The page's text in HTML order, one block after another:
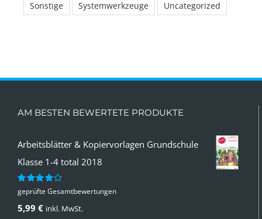
Sonstige
Systemwerkzeuge Uncategorized
AM BESTEN BEWERTETE PRODUKTE
Arbeitsblätter & Kopiervorlagen Grundschule
Klasse 1-4 total 2018
Bewertet
von 5
geprüfte Gesamtbewertungen
5,99 € inkl. MwSt.